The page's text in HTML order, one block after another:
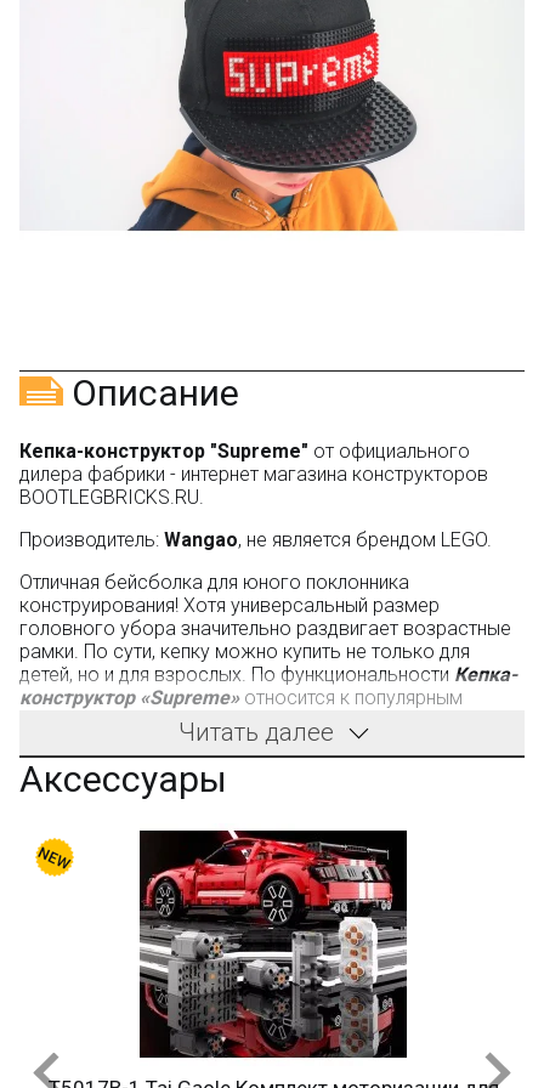
Описание
Кепка-конструктор "Supreme" от официального
дилера фабрики - интернет магазина конструкторов
BOOTLEGBRICKS.RU.
Производитель: Wangao, не является брендом LEGO.
Отличная бейсболка для юного поклонника
конструирования! Хотя универсальный размер
головного убора значительно раздвигает возрастные
рамки. По сути, кепку можно купить не только для
детей, но и для взрослых. По функциональности Кепка-
конструктор «Supreme»относится к популярным
спортивным бейсболкам. Она изготовлена из
соответствующих евростандартам материалов:
купол сшит из плотной ткани на основе хлопка;
обеспечивающими комфортную эксплуатацию.
Из безопасного для здоровья пластика сделан и
козырек. Этот элемент придает головному убору
главную особенность – его поверхность представляет
собой площадку для сборки конструкций.
Производитель - фабрика Wangao (не LEGO). Компания
производит качественные конструкторы. Детали имеют
универсальные размеры и совместимы с
конструкторами других оригинальных брендов.
Читать далее
Аксессуары